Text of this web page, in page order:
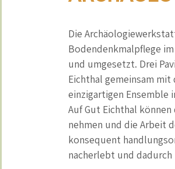
Die
Bodendenkmalpflege
und umgesetzt. Drei
Eichthal gemeinsam
einzigartigen Ensemble
Auf Gut Eichthal
nehmen und die Arbeit
konsequent
nacherlebt und